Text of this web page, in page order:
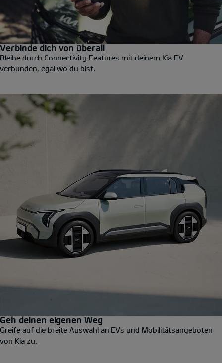
Verbinde dich von überall
Bleibe durch Connectivity Features mit deinem Kia EV
verbunden, egal wo du bist.
Geh deinen eigenen Weg
Greife auf die breite Auswahl an EVs und Mobilitätsangeboten
von Kia zu.